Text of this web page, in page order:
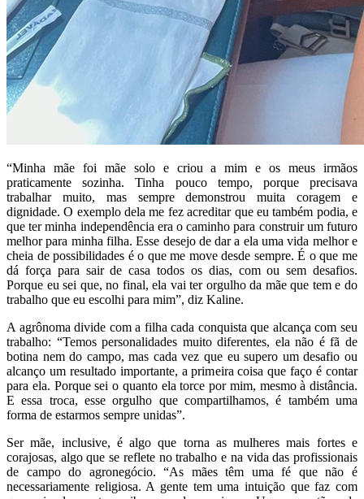
“Minha mãe foi mãe solo e criou a mim e os meus irmãos
praticamente sozinha. Tinha pouco tempo, porque precisava
trabalhar muito, mas sempre demonstrou muita coragem e
dignidade. O exemplo dela me fez acreditar que eu também podia, e
que ter minha independência era o caminho para construir um futuro
melhor para minha filha. Esse desejo de dar a ela uma vida melhor e
cheia de possibilidades é o que me move desde sempre. É o que me
dá força para sair de casa todos os dias, com ou sem desafios.
Porque eu sei que, no final, ela vai ter orgulho da mãe que tem e do
trabalho que eu escolhi para mim”, diz Kaline.
A agrônoma divide com a filha cada conquista que alcança com seu
trabalho: “Temos personalidades muito diferentes, ela não é fã de
botina nem do campo, mas cada vez que eu supero um desafio ou
alcanço um resultado importante, a primeira coisa que faço é contar
para ela. Porque sei o quanto ela torce por mim, mesmo à distância.
E essa troca, esse orgulho que compartilhamos, é também uma
forma de estarmos sempre unidas”.
Ser mãe, inclusive, é algo que torna as mulheres mais fortes e
corajosas, algo que se reflete no trabalho e na vida das profissionais
de campo do agronegócio. “As mães têm uma fé que não é
necessariamente religiosa. A gente tem uma intuição que faz com